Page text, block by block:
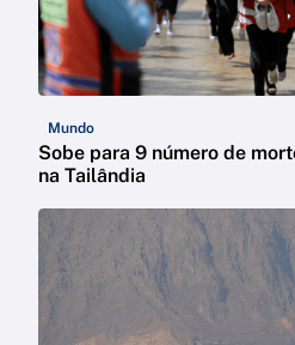
Mundo
Sobe para 9 número de
na Tailândia